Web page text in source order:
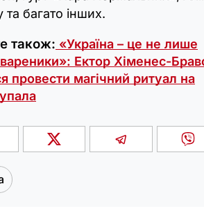
та багато інших.
також: «Україна – це не лише
Ектор Хіменес-
провести магічний ритуал на